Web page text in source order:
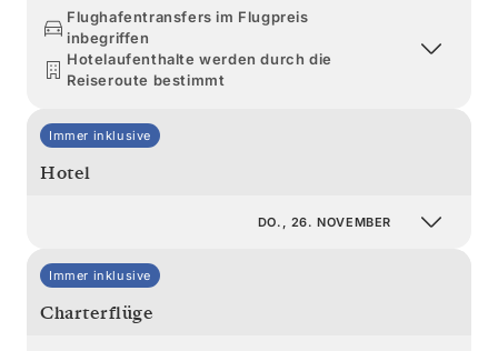
Flughafentransfers im Flugpreis
inbegriffen
Hotelaufenthalte werden durch die
Reiseroute bestimmt
Immer inklusive
Hotel
DO., 26. NOVEMBER
Immer inklusive
Charterflüge